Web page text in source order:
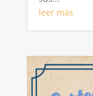
leer más